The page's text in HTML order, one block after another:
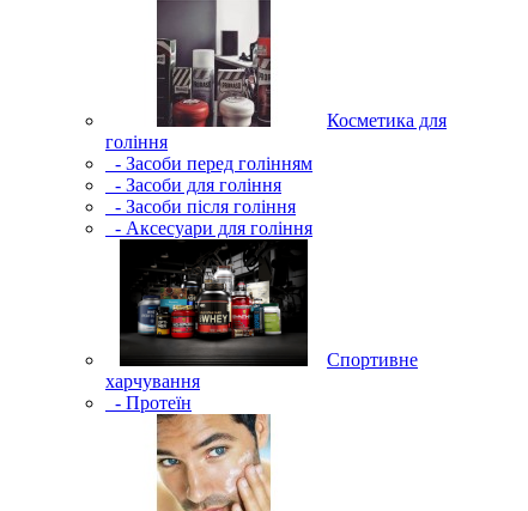
Косметика для
гоління
- Засоби перед голінням
- Засоби для гоління
- Засоби після гоління
- Аксесуари для гоління
Спортивне
харчування
- Протеїн